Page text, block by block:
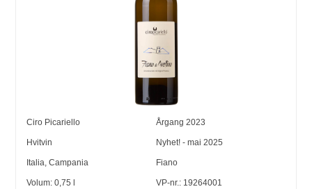
Ciro Picariello Årgang 2023
Hvitvin Nyhet! - mai 2025
Italia,Campania Fiano
Volum:0,75 VP-nr.: 19264001